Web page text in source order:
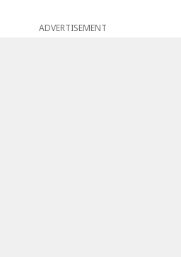
ADVERTISEMENT